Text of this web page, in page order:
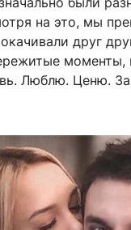
на это, мы
друг
моменты,
Люблю. Ценю.